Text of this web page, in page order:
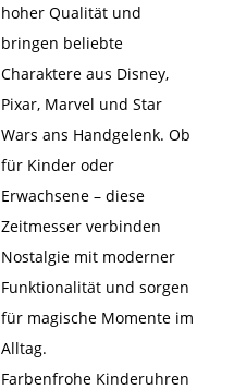
hoher Qualität und
bringen beliebte
Charaktere aus Disney,
Pixar, Marvel und Star
Wars ans Handgelenk. Ob
für Kinder oder
Erwachsene – diese
Zeitmesser verbinden
Nostalgie mit moderner
Funktionalität und sorgen
für magische Momente im
Alltag.
Farbenfrohe Kinderuhren